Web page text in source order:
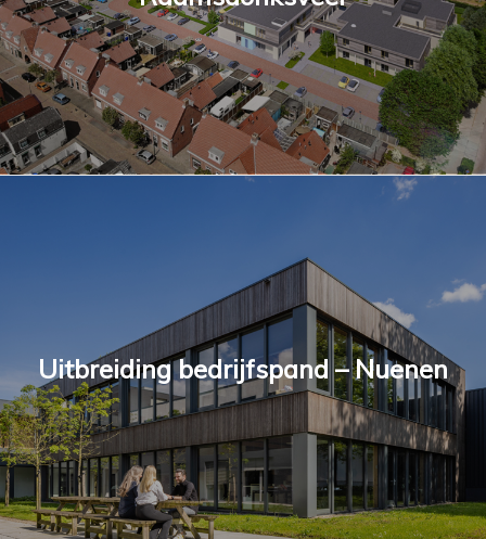
Uitbreiding bedrijfspand – Nuenen